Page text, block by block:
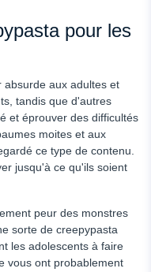
pour les
absurde aux adultes et
tandis que d'autres
et éprouver des difficultés
moites et aux
ce type de contenu.
jusqu'à ce qu'ils soient
peur des monstres
sorte de creepypasta
les adolescents à faire
vous ont probablement